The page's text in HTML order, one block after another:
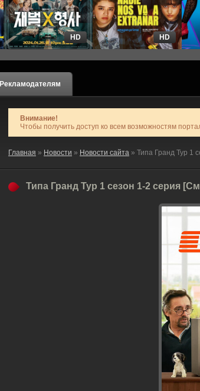
HD HD
Рекламодателям
Внимание!
Чтобы получить доступ ко всем возможностям
Главная » Новости » Новости сайта » Типа Гранд Тур 1
Типа Гранд Тур 1 сезон 1-2 серия